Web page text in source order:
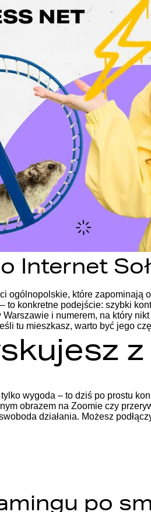
Internet
ogólnopolskie, które zapominają
to konkretne podejście: szybki
i numerem, na który
tu mieszkasz, warto być jego
wygoda – to dziś po prostu
obrazem na Zoomie czy
działania. Możesz
po